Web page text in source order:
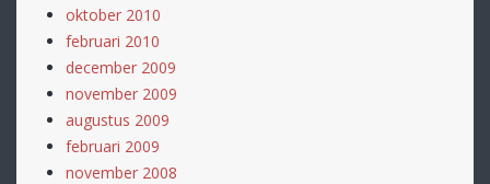
oktober 2010
februari 2010
december 2009
november 2009
augustus 2009
februari 2009
november 2008